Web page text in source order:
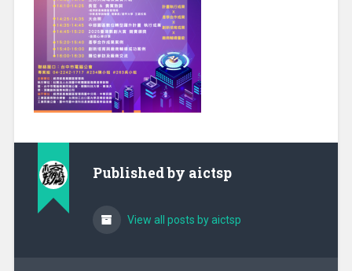
Published by aictsp
View all posts by aictsp